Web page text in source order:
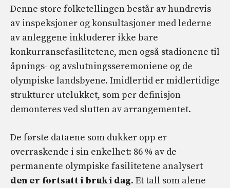
Denne store folketellingen består av hundrevis
av inspeksjoner og konsultasjoner med lederne
av anleggene inkluderer ikke bare
konkurransefasilitetene, men også stadionene til
åpnings- og avslutningsseremoniene og de
olympiske landsbyene. Imidlertid er midlertidige
strukturer utelukket, som per definisjon
demonteres ved slutten av arrangementet.
De første dataene som dukker opp er
overraskende i sin enkelhet: 86 % av de
permanente olympiske fasilitetene analysert
den er fortsatt i bruk i dag. Et tall som alene